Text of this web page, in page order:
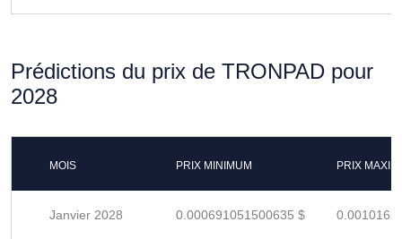
Prédictions du prix de TRONPAD pour
2028
MOIS PRIX MINIMUM PRIX
Janvier 2028 0.000691051500635 $